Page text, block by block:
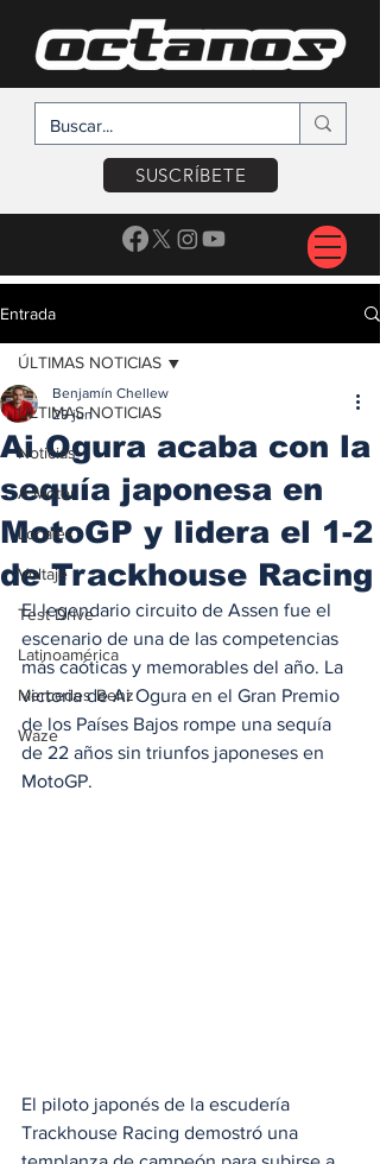
SUSCRÍBETE
Entrada
ÚLTIMAS NOTICIAS
Noticias
A Motor
Locales
Voltaje
Test Drive
Latinoamérica
Mercedes Benz
Waze
ÚLTIMAS NOTICIAS
Ai Ogura acaba con la
sequía japonesa en
MotoGP y lidera el 1-2
de Trackhouse Racing
Benjamín Chellew
29 jun
El legendario circuito de Assen fue el
escenario de una de las competencias
más caóticas y memorables del año. La
victoria de Ai Ogura en el Gran Premio
de los Países Bajos rompe una sequía
de 22 años sin triunfos japoneses en
MotoGP.
El piloto japonés de la escudería
Trackhouse Racing demostró una